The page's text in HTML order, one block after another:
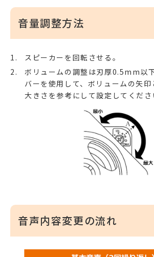
音量調整方法
スピーカーを回転させる。
ボリュームの調整は刃厚0.5mm以
バーを使用して、ボリュームの矢
大きさを参考にして設定してくださ
音声内容変更の流れ